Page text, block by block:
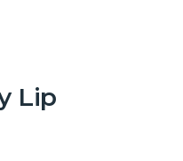
Lip